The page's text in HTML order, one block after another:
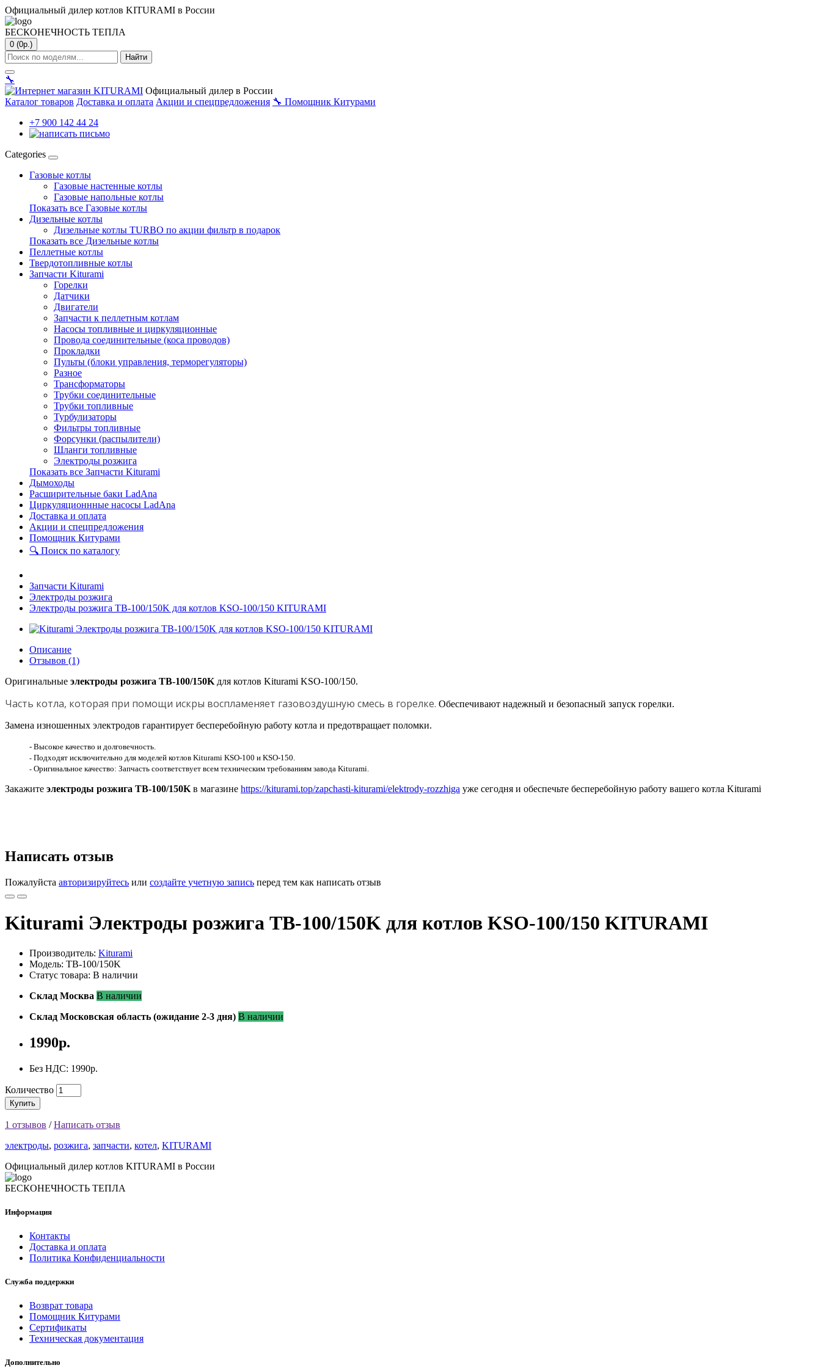
Официальный дилер котлов KITURAMI в России
БЕСКОНЕЧНОСТЬ ТЕПЛА
0 (0р.)
Найти
🔧
Официальный дилер в России
Каталог товаров Доставка и оплата Акции и спецпредложения 🔧 Помощник Китурами
+7 900 142 44 24
Categories
Газовые котлы
Газовые настенные котлы
Газовые напольные котлы
Показать все Газовые котлы
Дизельные котлы
Дизельные котлы TURBO по акции фильтр в подарок
Показать все Дизельные котлы
Пеллетные котлы
Твердотопливные котлы
Запчасти Kiturami
Горелки
Датчики
Двигатели
Запчасти к пеллетным котлам
Насосы топливные и циркуляционные
Провода соединительные (коса проводов)
Прокладки
Пульты (блоки управления, терморегуляторы)
Разное
Трансформаторы
Трубки соединительные
Трубки топливные
Турбулизаторы
Фильтры топливные
Форсунки (распылители)
Шланги топливные
Электроды розжига
Показать все Запчасти Kiturami
Дымоходы
Расширительные баки LadAna
Циркуляционнные насосы LadAna
Доставка и оплата
Акции и спецпредложения
Помощник Китурами
🔍 Поиск по каталогу
Запчасти Kiturami
Электроды розжига
Электроды розжига TB-100/150K для котлов KSO-100/150 KITURAMI
Описание
Отзывов (1)
Оригинальные электроды розжига TB-100/150K для котлов Kiturami KSO-100/150.
Часть котла, которая при помощи искры воспламеняет газовоздушную смесь в горелке. Обеспечивают надежный и безопасный запуск горелки.
Замена изношенных электродов гарантирует бесперебойную работу котла и предотвращает поломки.
- Высокое качество и долговечность.
- Подходят исключительно для моделей котлов Kiturami KSO-100 и KSO-150.
- Оригинальное качество: Запчасть соответствует всем техническим требованиям завода Kiturami.
Закажите электроды розжига TB-100/150K в магазине https://kiturami.top/zapchasti-kiturami/elektrody-rozzhiga уже сегодня и обеспечьте бесперебойную работу вашего котла Kiturami
Написать отзыв
Пожалуйста авторизируйтесь или создайте учетную запись перед тем как написать отзыв
Kiturami Электроды розжига TB-100/150K для котлов KSO-100/150 KITURAMI
Производитель: Kiturami
Модель: TB-100/150K
Статус товара: В наличии
Склад Москва В наличии
Склад Московская область (ожидание 2-3 дня) В наличии
1990р.
Без НДС: 1990р.
Количество
Купить
1 отзывов /Написать отзыв
электроды, розжига, запчасти, котел, KITURAMI
Официальный дилер котлов KITURAMI в России
БЕСКОНЕЧНОСТЬ ТЕПЛА
Информация
Контакты
Доставка и оплата
Политика Конфиденциальности
Служба поддержки
Возврат товара
Помощник Китурами
Сертификаты
Техническая документация
Дополнительно